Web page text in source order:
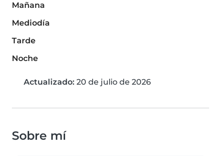
Mañana
Mediodía
Tarde
Noche
Actualizado: 20 de julio de 2026
Sobre mí